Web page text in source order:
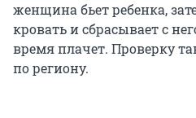
женщина бьет ребенка,
кровать и сбрасывает с
время плачет. Проверку
по региону.